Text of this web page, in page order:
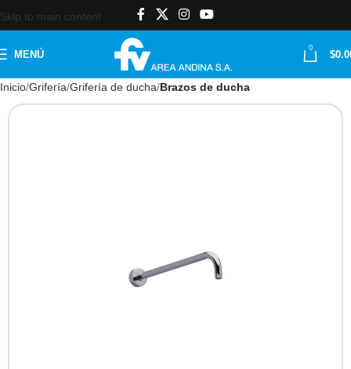
Skip to main content
MENÚ
0
$
Inicio Grifería Grifería de ducha Brazos de ducha